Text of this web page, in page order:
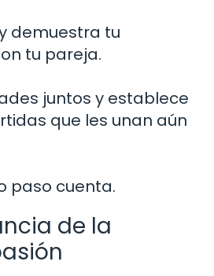
demuestra tu
tu pareja.
juntos y establece
que les unan aún
paso cuenta.
de la